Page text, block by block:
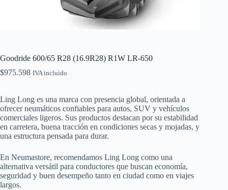
Goodride 600/65 R28 (16.9R28) R1W LR-650
$975.598 IVA incluido
Ling Long es una marca con presencia global, orientada a
ofrecer neumáticos confiables para autos, SUV y vehículos
comerciales ligeros. Sus productos destacan por su estabilidad
en carretera, buena tracción en condiciones secas y mojadas, y
una estructura pensada para durar.
En Neumastore, recomendamos Ling Long como una
alternativa versátil para conductores que buscan economía,
seguridad y buen desempeño tanto en ciudad como en viajes
largos.